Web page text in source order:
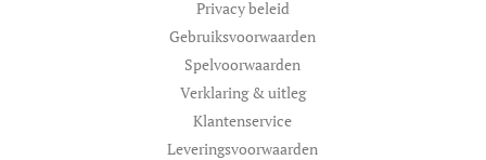
Privacy beleid
Gebruiksvoorwaarden
Spelvoorwaarden
Verklaring & uitleg
Klantenservice
Leveringsvoorwaarden